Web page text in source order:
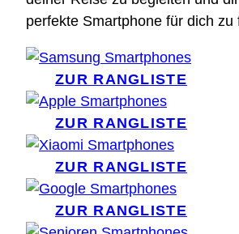
perfekte Smartphone für dich zu
ZUR RANGLISTE
ZUR RANGLISTE
ZUR RANGLISTE
ZUR RANGLISTE